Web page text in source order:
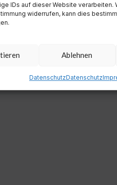
IDs auf dieser Website verarbeiten.
widerrufen, kann dies
Ablehnen
DatenschutzDatenschutz